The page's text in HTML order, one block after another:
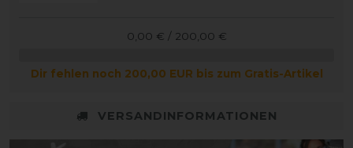
0,00 € / 200,00 €
Dir fehlen noch 200,00 EUR bis zum Gratis-Artikel
VERSANDINFORMATIONEN